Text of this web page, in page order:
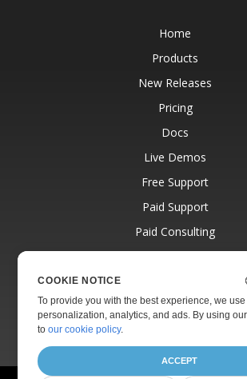
Home
Products
New Releases
Pricing
Docs
Live Demos
Free Support
Paid Support
Paid Consulting
Blog
About
COOKIE NOTICE
To provide you with the best experience, we
personalization, analytics, and ads. By using
toour cookie policy.
ACCEPT